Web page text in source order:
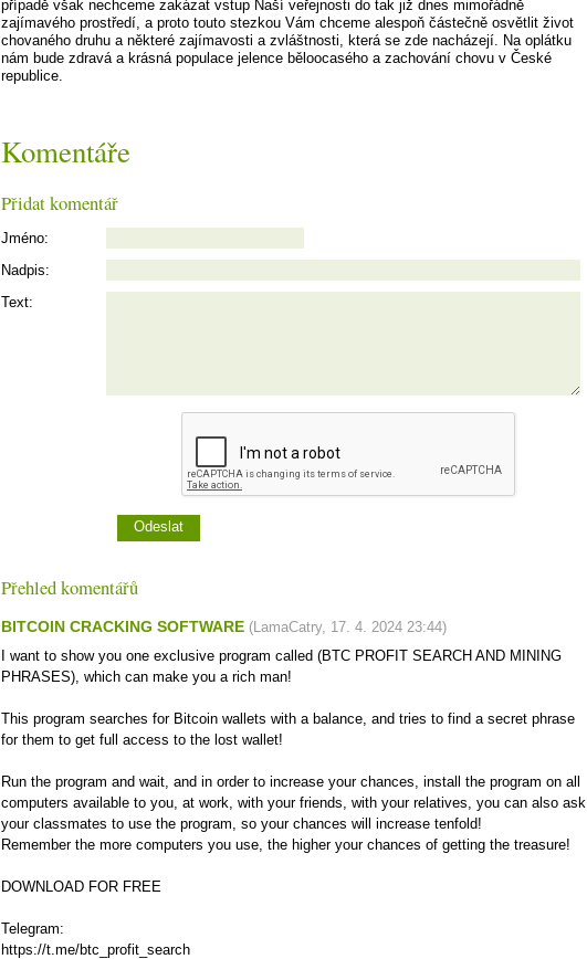
případě však nechceme zakázat vstup Naší veřejnosti do tak již dnes mimořádně
zajímavého prostředí, a proto touto stezkou Vám chceme alespoň částečně osvětlit život
chovaného druhu a některé zajímavosti a zvláštnosti, která se zde nacházejí. Na oplátku
nám bude zdravá a krásná populace jelence běloocasého a zachování chovu v České
republice.
Komentáře
Přidat komentář
Jméno:
Nadpis:
Text:
Přehled komentářů
BITCOIN CRACKING SOFTWARE (LamaCatry, 17. 4. 2024 23:44)
I want to show you one exclusive program called (BTC PROFIT SEARCH AND MINING
PHRASES), which can make you a rich man!
This program searches for Bitcoin wallets with a balance, and tries to find a secret phrase
for them to get full access to the lost wallet!
Run the program and wait, and in order to increase your chances, install the program on all
computers available to you, at work, with your friends, with your relatives, you can also ask
your classmates to use the program, so your chances will increase tenfold!
Remember the more computers you use, the higher your chances of getting the treasure!
DOWNLOAD FOR FREE
Telegram:
https://t.me/btc_profit_search